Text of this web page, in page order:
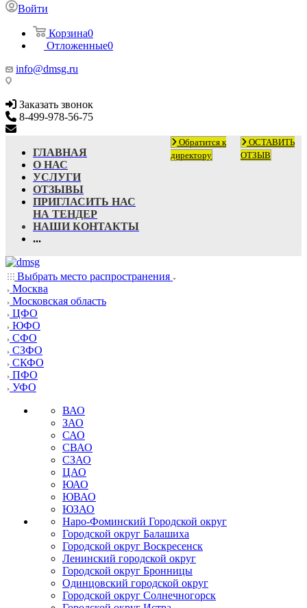
Войти
Корзина0
Отложенные0
info@dmsg.ru
Заказать звонок
8-499-978-56-75
ГЛАВНАЯ
О НАС
УСЛУГИ
ОТЗЫВЫ
ПРИГЛАСИТЬ НАС
НА ТЕНДЕР
НАШИ КОНТАКТЫ
...
Обратится к
директору
ОСТАВИТЬ
ОТЗЫВ
Выбрать место распространения
Москва
Московская область
ЦФО
ЮФО
СФО
СЗФО
СКФО
ПФО
УФО
ВАО
ЗАО
САО
СВАО
СЗАО
ЦАО
ЮАО
ЮВАО
ЮЗАО
Наро-Фоминский Городской округ
Городской округ Балашиха
Городской округ Воскресенск
Ленинский городской округ
Городской округ Бронницы
Одинцовский городской округ
Городской округ Солнечногорск